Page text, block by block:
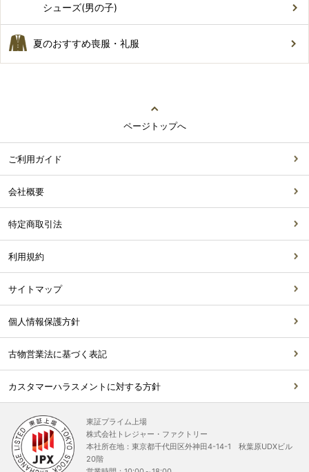
シューズ(男の子)
夏のおすすめ喪服・礼服
ページトップへ
ご利用ガイド
会社概要
特定商取引法
利用規約
サイトマップ
個人情報保護方針
古物営業法に基づく表記
カスタマーハラスメントに対する方針
東証プライム上場
株式会社トレジャー・ファクトリー
本社所在地：東京都千代田区外神田4-14-1 秋葉原UDXビル
20階